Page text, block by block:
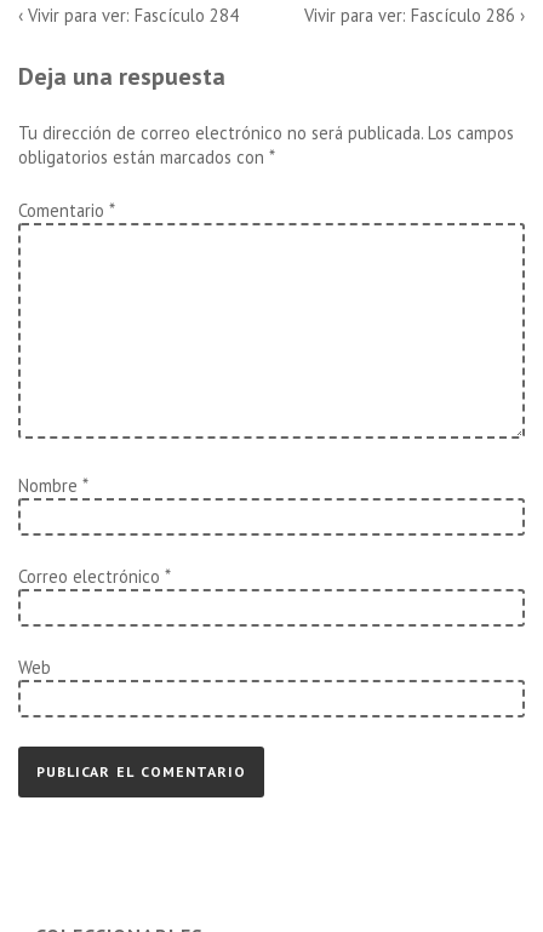
Navegación
de
entradas
La
es
‹ Vivir para ver: Fascículo 284
La
Vivir para ver: Fascículo 286 ›
Deja una respuesta
Tu dirección de correo electrónico no será publicada. Los campos
obligatorios están marcados con *
Comentario *
Nombre *
Correo electrónico *
Web